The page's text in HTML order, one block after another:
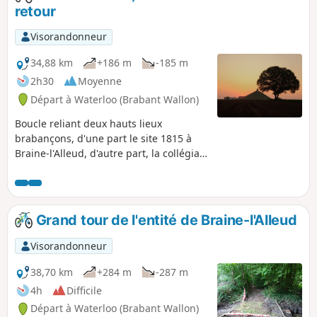
retour
Visorandonneur
34,88 km
+186 m
-185 m
2h30
Moyenne
Départ à Waterloo (Brabant Wallon)
Boucle reliant deux hauts lieux
brabançons, d'une part le site 1815 à
Braine-l'Alleud, d'autre part, la collégiale
retour sont en partie identiques, mais
en partie seulement. Les chemins
empruntés étant différents autant que
faire se peut dans une tentative
d'évitement maximal des grands axes
routiers et de découvertes de la jolie
région prédominante en ce coin du
Brabant wallon. Vous découvrirez, entre
autres, la Butte du Lion de Waterloo et
Grand tour de l'entité de Braine-l'Alleud
Visorandonneur
38,70 km
+284 m
-287 m
4h
Difficile
Départ à Waterloo (Brabant Wallon)